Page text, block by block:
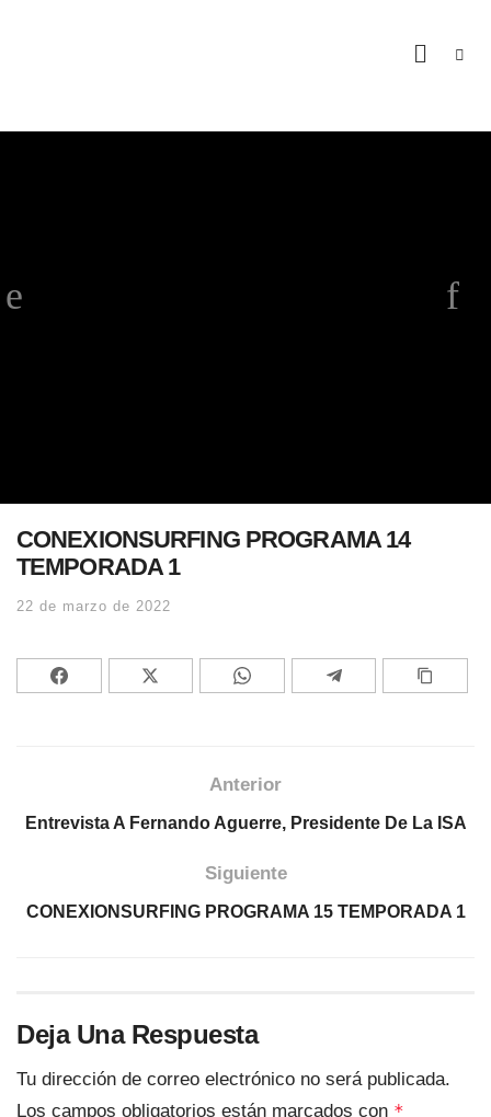
CONEXIONSURFING PROGRAMA 14
TEMPORADA 1
22 de marzo de 2022
Anterior
Entrevista A Fernando Aguerre, Presidente De La ISA
Siguiente
CONEXIONSURFING PROGRAMA 15 TEMPORADA 1
Deja Una Respuesta
Tu dirección de correo electrónico no será publicada.
Los campos obligatorios están marcados con *